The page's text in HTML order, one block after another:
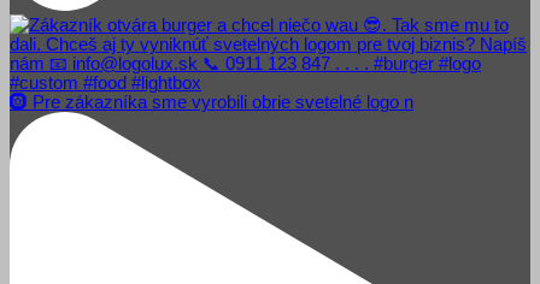
🛞 Pre zákazníka sme vyrobili obrie svetelné logo n